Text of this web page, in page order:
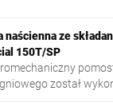
towarów.
naścienna ze
150T/SP
został